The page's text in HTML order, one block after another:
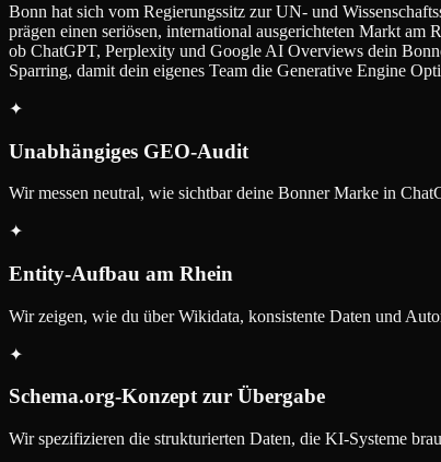
Bonn hat sich vom Regierungssitz zur UN- und
prägen einen seriösen, international ausgerichteten Markt
ob ChatGPT, Perplexity und Google AI Overviews dein
Sparring, damit dein eigenes Team die Generative Engine
✦
Unabhängiges GEO-Audit
Wir messen neutral, wie sichtbar deine Bonner Marke in
✦
Entity-Aufbau am Rhein
Wir zeigen, wie du über Wikidata, konsistente Daten und
✦
Schema.org-Konzept zur Übergabe
Wir spezifizieren die strukturierten Daten, die KI-Systeme